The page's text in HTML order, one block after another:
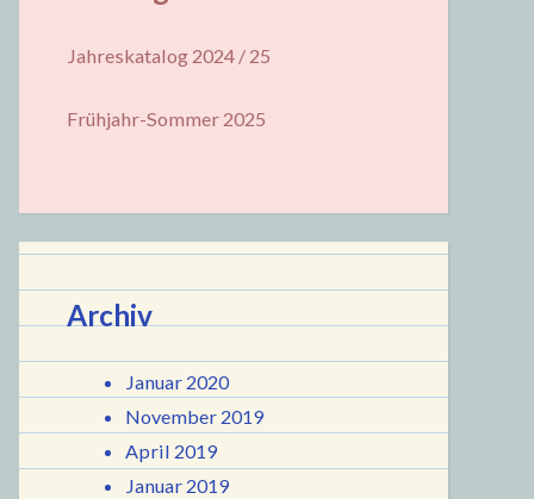
Jahreskatalog 2024 / 25
Frühjahr-Sommer 2025
Archiv
Januar 2020
November 2019
April 2019
Januar 2019